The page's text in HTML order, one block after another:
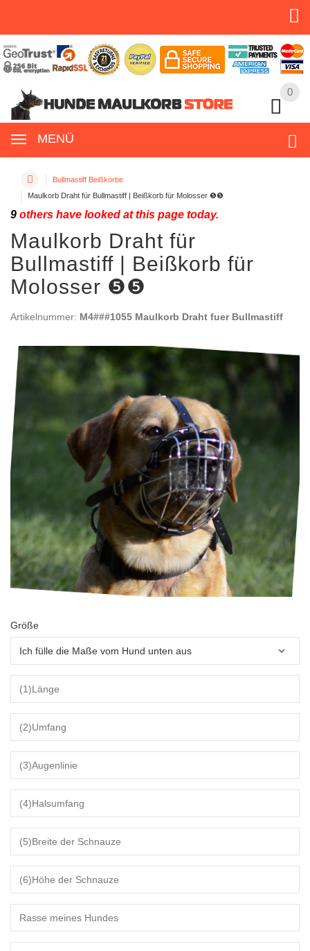
0
MENÜ
0
Bullmastiff Beißkörbe
Maulkorb Draht für Bullmastiff | Beißkorb für Molosser ❺❺
9 others have looked at this page today.
Maulkorb Draht für
Bullmastiff | Beißkorb für
Molosser ❺❺
Artikelnummer: M4###1055 Maulkorb Draht fuer Bullmastiff
Größe